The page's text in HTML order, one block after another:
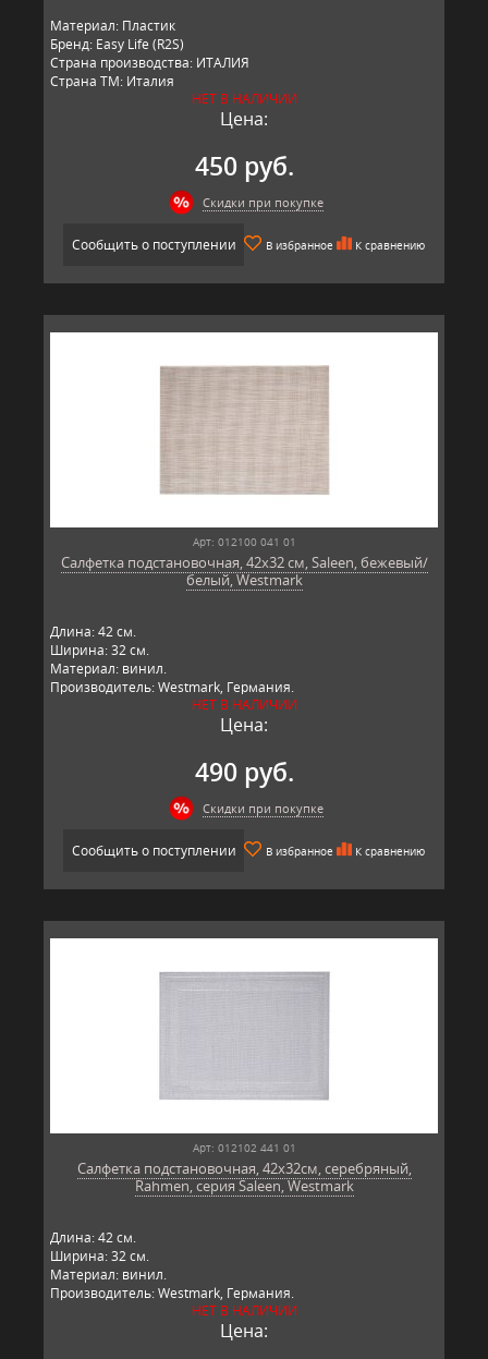
Материал: Пластик
Бренд: Easy Life (R2S)
Страна производства: ИТАЛИЯ
Страна ТМ: Италия
НЕТ В НАЛИЧИИ
Цена:
450 руб.
Скидки при покупке
Сообщить о поступлении В избранное К сравнению
Арт: 012100 041 01
Салфетка подстановочная, 42х32 см, Saleen, бежевый/
белый, Westmark
Длина: 42 см.
Ширина: 32 см.
Материал: винил.
Производитель: Westmark, Германия.
НЕТ В НАЛИЧИИ
Цена:
490 руб.
Скидки при покупке
Сообщить о поступлении В избранное К сравнению
Арт: 012102 441 01
Салфетка подстановочная, 42х32см, серебряный,
Rahmen, серия Saleen, Westmark
Длина: 42 см.
Ширина: 32 см.
Материал: винил.
Производитель: Westmark, Германия.
НЕТ В НАЛИЧИИ
Цена: